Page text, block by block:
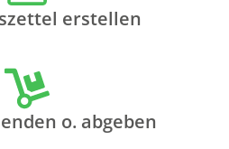
erstellen
o. abgeben